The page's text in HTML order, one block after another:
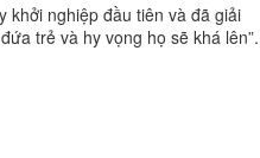
khởi nghiệp đầu tiên và đã giải
trẻ và hy vọng họ sẽ khá lên”.